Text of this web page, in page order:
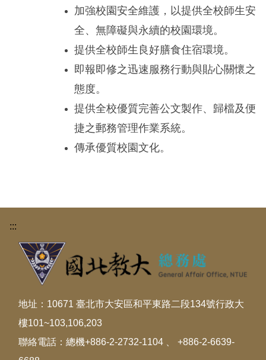
加強校園安全維護，以提供全校師生安
全、無障礙與永續的校園環境。
提供全校師生良好膳食住宿環境。
即報即修之迅速服務行動與貼心關懷之
態度。
提供全校優質完善公文製作、歸檔及便
捷之郵務管理作業系統。
傳承優質校園文化。
:::
地址：10671 臺北市大安區和平東路二段134號行政大
樓101~103,106,203
聯絡電話：總機+886-2-2732-1104 、 +886-2-6639-